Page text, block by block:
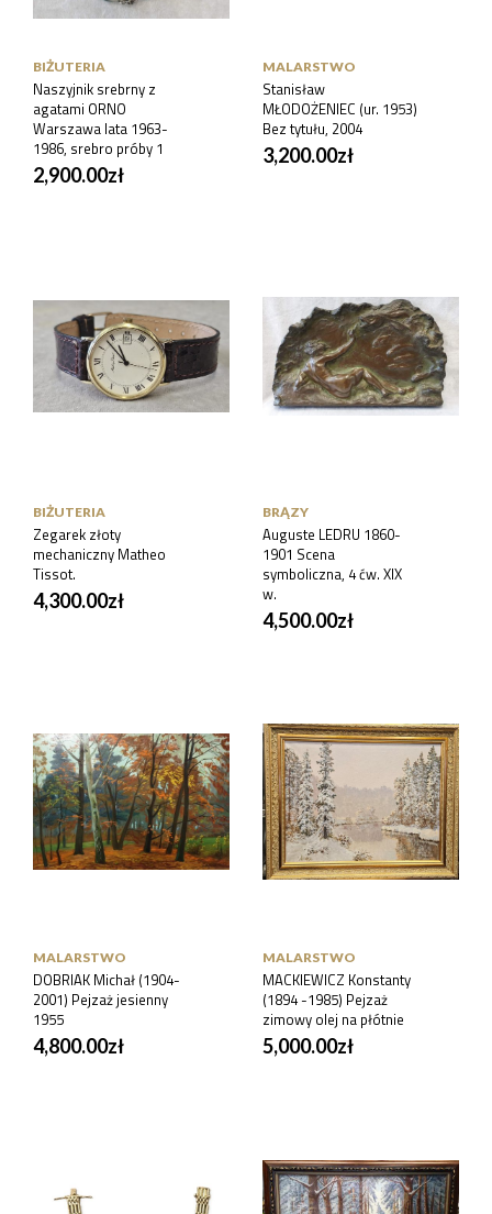
BIŻUTERIA
Naszyjnik srebrny z
agatami ORNO
Warszawa lata 1963-
1986, srebro próby 1
2,900.00zł
MALARSTWO
Stanisław
MŁODOŻENIEC (ur. 1953)
Bez tytułu, 2004
3,200.00zł
BIŻUTERIA
Zegarek złoty
mechaniczny Matheo
Tissot.
4,300.00zł
BRĄZY
Auguste LEDRU 1860-
1901 Scena
symboliczna, 4 ćw. XIX
w.
4,500.00zł
MALARSTWO
DOBRIAK Michał (1904-
2001) Pejzaż jesienny
1955
4,800.00zł
MALARSTWO
MACKIEWICZ Konstanty
(1894 -1985) Pejzaż
zimowy olej na płótnie
5,000.00zł